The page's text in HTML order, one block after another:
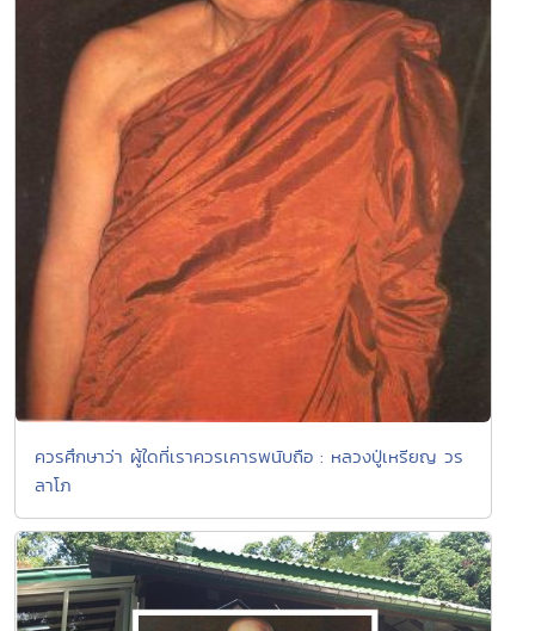
ควรศึกษาว่า ผู้ใดที่เราควรเคารพนับถือ : หลวงปู่เหรียญ วร
ลาโภ